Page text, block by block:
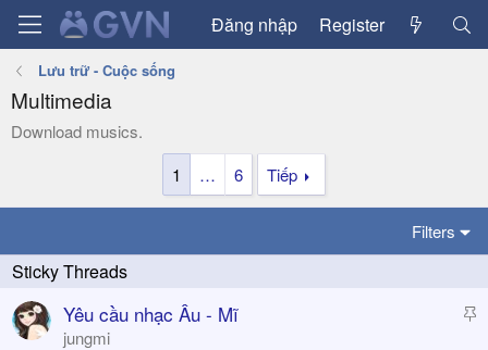
Đăng nhập Register
Lưu trữ - Cuộc sống
Multimedia
Download musics.
1
… 6 Tiếp
Filters
S
Yêu cầu nhạc Âu - Mĩ
jungmi